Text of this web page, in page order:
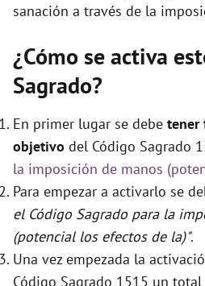
sanación a través de la
¿Cómo se activa
Sagrado?
En primer lugar se debe tener
objetivo del Código Sagrado
la imposición de manos
Para empezar a activarlo se
el Código Sagrado para la
(potencial los efectos de la)".
Una vez empezada la
Código Sagrado 1515 un total